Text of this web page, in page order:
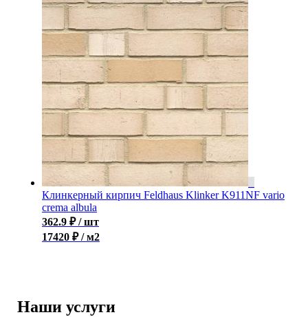
Клинкерный кирпич Feldhaus Klinker K911NF vario
crema albula
362.9 ₽ / шт
17420 ₽ / м2
Наши услуги